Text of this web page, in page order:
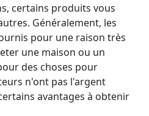
certains produits vous
Généralement, les
pour une raison très
une maison ou un
des choses pour
n'ont pas l'argent
avantages à obtenir